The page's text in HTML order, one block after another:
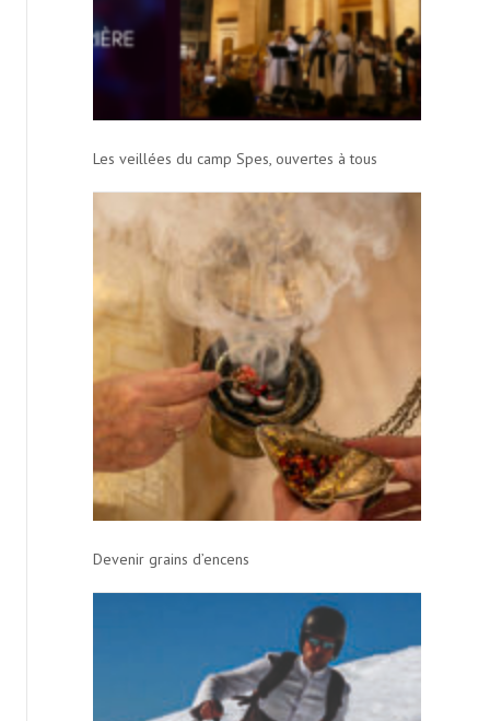
Les veillées du camp Spes, ouvertes à tous
Devenir grains d’encens